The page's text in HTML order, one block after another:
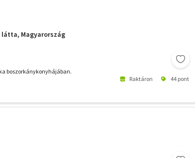
Magyarország
boszorkánykonyhájában.
Raktáron 44 pont